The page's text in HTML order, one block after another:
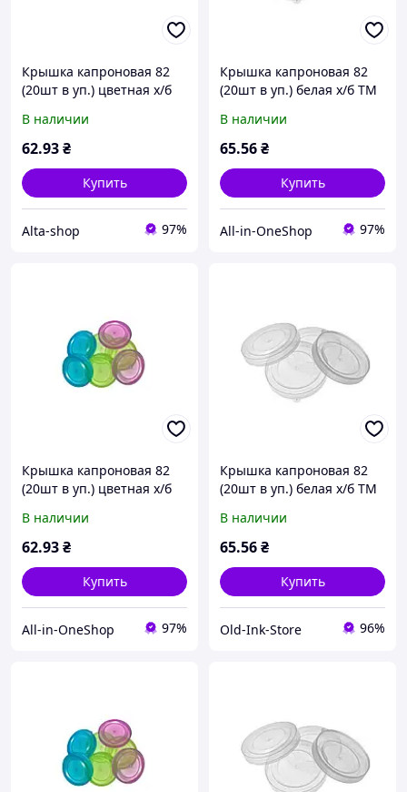
Крышка капроновая 82
(20шт в уп.) цветная х/б
В наличии
62.93₴
Купить
Alta-shop 97%
Крышка капроновая 82
(20шт в уп.) белая х/б ТМ
В наличии
65.56₴
Купить
All-in-OneShop 97%
Крышка капроновая 82
(20шт в уп.) цветная х/б
В наличии
62.93₴
Купить
All-in-OneShop 97%
Крышка капроновая 82
(20шт в уп.) белая х/б ТМ
В наличии
65.56₴
Купить
Old-Ink-Store 96%